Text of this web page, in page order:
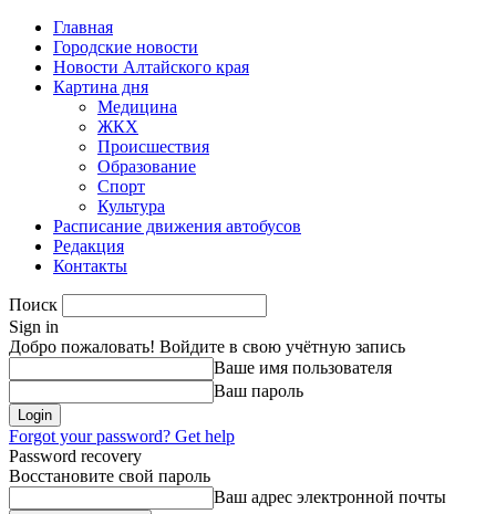
Главная
Городские новости
Новости Алтайского края
Картина дня
Медицина
ЖКХ
Происшествия
Образование
Спорт
Культура
Расписание движения автобусов
Редакция
Контакты
Поиск
Sign in
Добро пожаловать! Войдите в свою учётную запись
Ваше имя пользователя
Ваш пароль
Forgot your password? Get help
Password recovery
Восстановите свой пароль
Ваш адрес электронной почты